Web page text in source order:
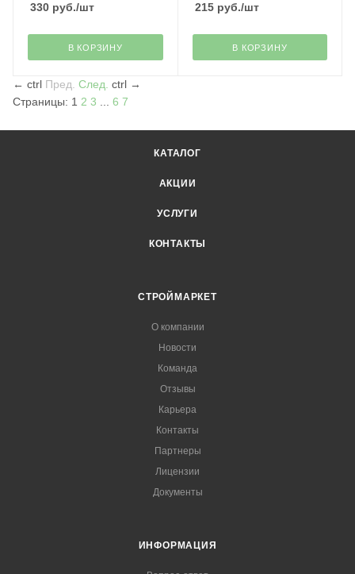
330 руб./шт
В КОРЗИНУ
215руб./шт
В КОРЗИНУ
← ctrl Пред. След. ctrl →
Страницы: 1 2 3 6 7
КАТАЛОГ
АКЦИИ
УСЛУГИ
КОНТАКТЫ
СТРОЙМАРКЕТ
О компании
Новости
Команда
Отзывы
Карьера
Контакты
Партнеры
Лицензии
Документы
ИНФОРМАЦИЯ